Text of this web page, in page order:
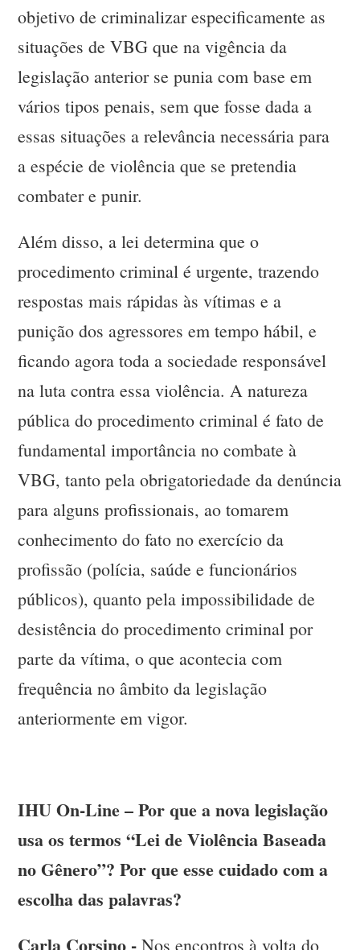
objetivo de criminalizar especificamente as
situações de VBG que na vigência da
legislação anterior se punia com base em
vários tipos penais, sem que fosse dada a
essas situações a relevância necessária para
a espécie de violência que se pretendia
combater e punir.
Além disso, a lei determina que o
procedimento criminal é urgente, trazendo
respostas mais rápidas às vítimas e a
punição dos agressores em tempo hábil, e
ficando agora toda a sociedade responsável
na luta contra essa violência. A natureza
pública do procedimento criminal é fato de
fundamental importância no combate à
VBG, tanto pela obrigatoriedade da denúncia
para alguns profissionais, ao tomarem
conhecimento do fato no exercício da
profissão (polícia, saúde e funcionários
públicos), quanto pela impossibilidade de
desistência do procedimento criminal por
parte da vítima, o que acontecia com
frequência no âmbito da legislação
anteriormente em vigor.
IHU On-Line – Por que a nova legislação
usa os termos “Lei de Violência Baseada
no Gênero”? Por que esse cuidado com a
escolha das palavras?
Nos encontros à volta do